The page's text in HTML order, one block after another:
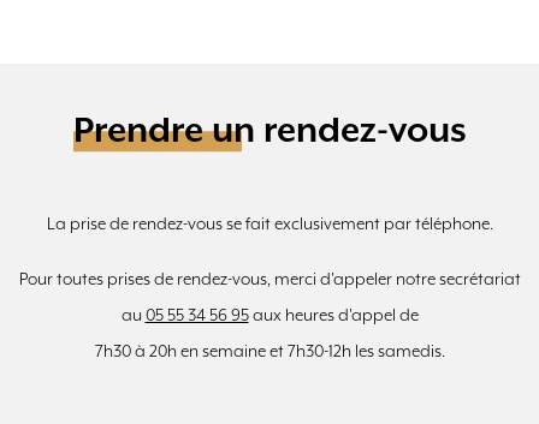
Prendre un rendez-vous
La prise de rendez-vous se fait exclusivement par téléphone.
Pour toutes prises de rendez-vous, merci d'appeler notre secrétariat
au 05 55 34 56 95aux heures d'appel de
7h30 à 20h en semaine et 7h30-12h les samedis.